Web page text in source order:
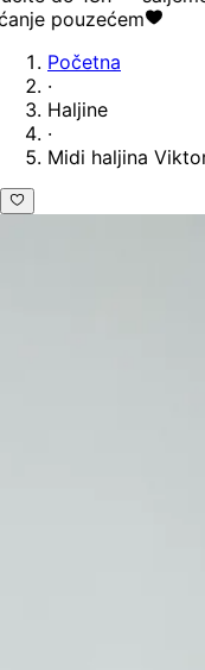
pouzećem
Početna
·
Haljine
·
Midi haljina